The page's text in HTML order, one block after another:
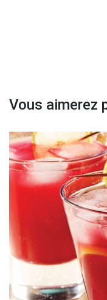
Vous aimerez